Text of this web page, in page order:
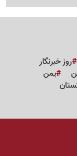
روز خبرنگار
یمن